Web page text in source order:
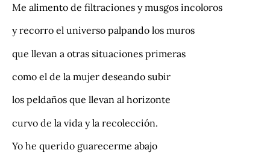
Me alimento de filtraciones y musgos incoloros
y recorro el universo palpando los muros
que llevan a otras situaciones primeras
como el de la mujer deseando subir
los peldaños que llevan al horizonte
curvo de la vida y la recolección.
Yo he querido guarecerme abajo